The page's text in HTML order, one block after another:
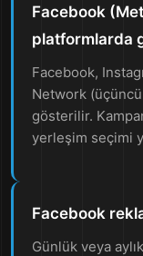
Facebook
platformlarda
Facebook,
Network
gösterilir.
yerleşim seçimi
Facebook
Günlük veya